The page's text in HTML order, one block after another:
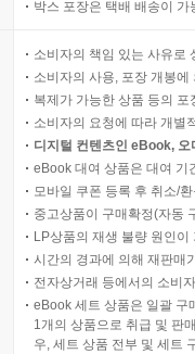
박스 포장은 택배 배송이
소비자의 책임 있는 사유로
소비자의 사용, 포장 개봉
복제가 가능한 상품 등의
소비자의 요청에 따라 개별
디지털 컨텐츠인 eBook,
eBook 대여 상품은 대여 기
모바일 쿠폰 등록 후 취소/
중고상품이 구매확정(자동
LP상품의 재생 불량 원인
시간의 경과에 의해 재판매
전자상거래 등에서의 소비
eBook 세트 상품은 일괄 구
1개의 상품으로 취급 및 판
우, 세트 상품 전부 및 세트